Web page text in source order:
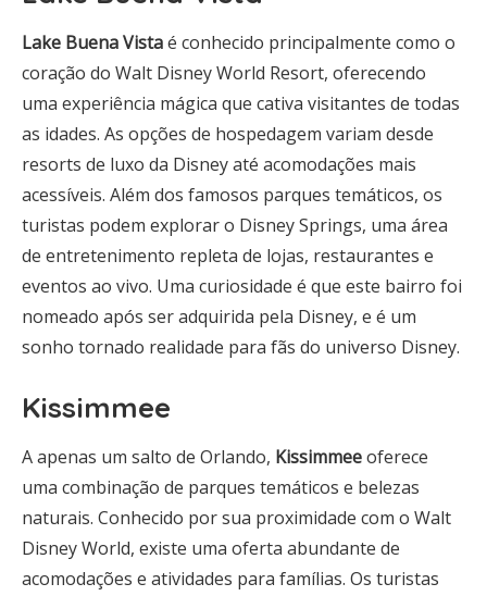
Lake Buena Vistaé conhecido principalmente como o
coração do Walt Disney World Resort, oferecendo
uma experiência mágica que cativa visitantes de todas
as idades. As opções de hospedagem variam desde
resorts de luxo da Disney até acomodações mais
acessíveis. Além dos famosos parques temáticos, os
turistas podem explorar o Disney Springs, uma área
de entretenimento repleta de lojas, restaurantes e
eventos ao vivo. Uma curiosidade é que este bairro foi
nomeado após ser adquirida pela Disney, e é um
sonho tornado realidade para fãs do universo Disney.
Kissimmee
A apenas um salto de Orlando, Kissimmeeoferece
uma combinação de parques temáticos e belezas
naturais. Conhecido por sua proximidade com o Walt
Disney World, existe uma oferta abundante de
acomodações e atividades para famílias. Os turistas